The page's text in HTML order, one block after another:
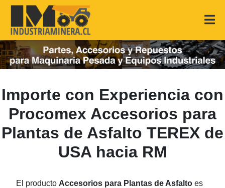
Importe con Experiencia con
Procomex Accesorios para
Plantas de Asfalto TEREX de
USA hacia RM
El producto Accesorios para Plantas de Asfalto es